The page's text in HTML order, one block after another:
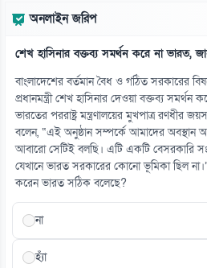
অনলাইন জরিপ
শেখ হাসিনার বক্তব্য সমর্থন করে না ভারত,
বাংলাদেশের বর্তমান বৈধ ও গঠিত সরকারের
প্রধানমন্ত্রী শেখ হাসিনার দেওয়া বক্তব্য সমর্থন
ভারতের পররাষ্ট্র মন্ত্রণালয়ের মুখপাত্র রণধীর
বলেন, “এই অনুষ্ঠান সম্পর্কে আমাদের অবস্থান
আবারো সেটিই বলছি। এটি একটি বেসরকারি
যেখানে ভারত সরকারের কোনো ভূমিকা ছিল
করেন ভারত সঠিক বলেছে?
না
হ্যাঁ